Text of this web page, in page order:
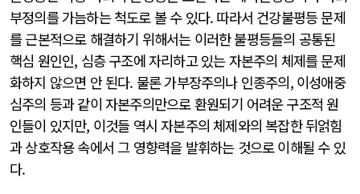
부정의를 가늠하는 척도로 볼 수 있다. 따라서 건강불평등 문제
를 근본적으로 해결하기 위해서는 이러한 불평등들의 공통된
핵심 원인인, 심층 구조에 자리하고 있는 자본주의 체제를 문제
화하지 않으면 안 된다. 물론 가부장주의나 인종주의, 이성애중
심주의 등과 같이 자본주의만으로 환원되기 어려운 구조적 원
인들이 있지만, 이것들 역시 자본주의 체제와의 복잡한 뒤얽힘
과 상호작용 속에서 그 영향력을 발휘하는 것으로 이해될 수 있
다.